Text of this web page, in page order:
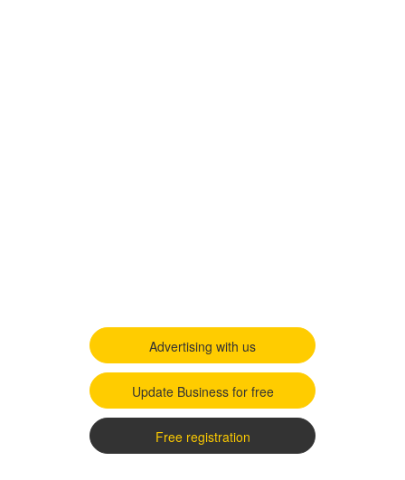
Advertising with us
Update Business for free
Free registration